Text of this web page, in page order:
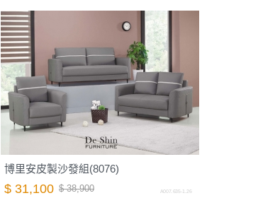
博里安皮製沙發組(8076)
$ 31,100 $ 38,900 A007.635-1.26